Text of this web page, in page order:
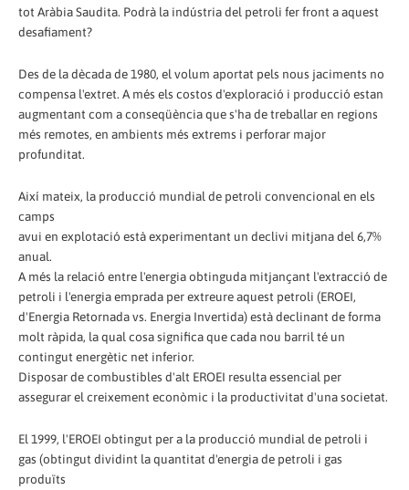
tot Aràbia Saudita. Podrà la indústria del petroli fer front a aquest
desafiament?
Des de la dècada de 1980, el volum aportat pels nous jaciments no
compensa l'extret. A més els costos d'exploració i producció estan
augmentant com a conseqüència que s'ha de treballar en regions
més remotes, en ambients més extrems i perforar major
profunditat.
Així mateix, la producció mundial de petroli convencional en els
camps
avui en explotació està experimentant un declivi mitjana del 6,7%
anual.
A més la relació entre l'energia obtinguda mitjançant l'extracció de
petroli i l'energia emprada per extreure aquest petroli (EROEI,
d'Energia Retornada vs. Energia Invertida) està declinant de forma
molt ràpida, la qual cosa significa que cada nou barril té un
contingut energètic net inferior.
Disposar de combustibles d'alt EROEI resulta essencial per
assegurar el creixement econòmic i la productivitat d'una societat.
El 1999, l'EROEI obtingut per a la producció mundial de petroli i
gas (obtingut dividint la quantitat d'energia de petroli i gas
produïts